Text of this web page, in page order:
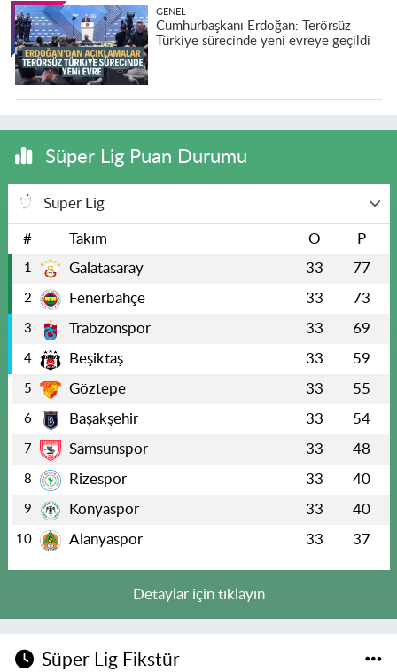
GENEL
Cumhurbaşkanı Erdoğan: Terörsüz
Türkiye sürecinde yeni evreye geçildi
Süper Lig Puan Durumu
Süper Lig
# Takım O P
1 Galatasaray 33 77
2 Fenerbahçe 33 73
3 Trabzonspor 33 69
4 Beşiktaş 33 59
5 Göztepe 33 55
6 Başakşehir 33 54
7 Samsunspor 33 48
8 Rizespor 33 40
9 Konyaspor 33 40
10 Alanyaspor 33 37
Detaylar için tıklayın
Süper Lig Fikstür